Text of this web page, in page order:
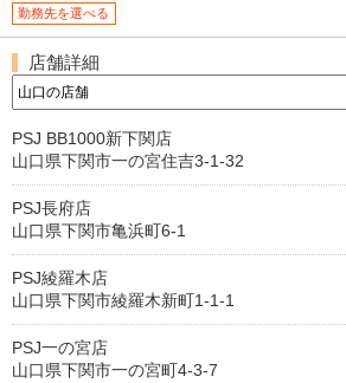
勤務先を選べる
店舗詳細
PSJ BB1000新下関店
山口県下関市一の宮住吉3-1-32
PSJ長府店
山口県下関市亀浜町6-1
PSJ綾羅木店
山口県下関市綾羅木新町1-1-1
PSJ一の宮店
山口県下関市一の宮町4-3-7